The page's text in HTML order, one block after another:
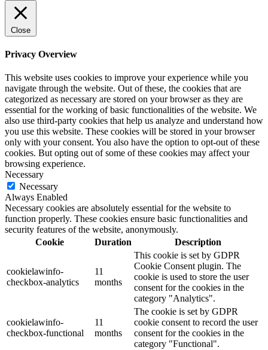
Close
Privacy Overview
This website uses cookies to improve your experience while you
navigate through the website. Out of these, the cookies that are
categorized as necessary are stored on your browser as they are
essential for the working of basic functionalities of the website. We
also use third-party cookies that help us analyze and understand how
you use this website. These cookies will be stored in your browser
only with your consent. You also have the option to opt-out of these
cookies. But opting out of some of these cookies may affect your
browsing experience.
Necessary
Necessary
Always Enabled
Necessary cookies are absolutely essential for the website to
function properly. These cookies ensure basic functionalities and
security features of the website, anonymously.
Cookie
Duration Description
cookielawinfo-
checkbox-analytics
11
months
This cookie is set by GDPR
Cookie Consent plugin. The
cookie is used to store the user
consent for the cookies in the
category "Analytics".
cookielawinfo-
checkbox-functional
11
months
The cookie is set by GDPR
cookie consent to record the user
consent for the cookies in the
category "Functional".